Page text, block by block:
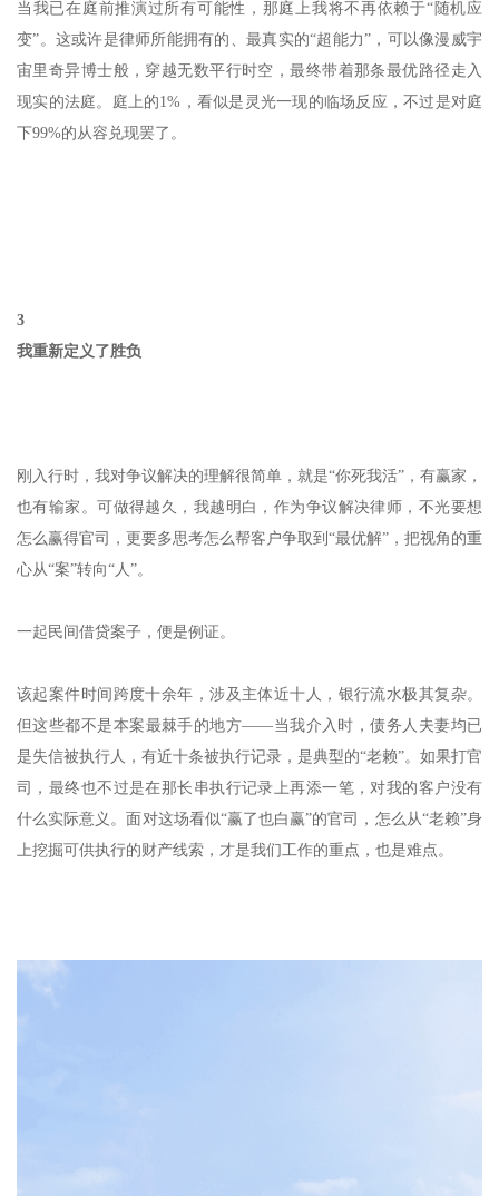
当我已在庭前推演过所有可能性，那庭上我将不再依赖于“随机应
变”。这或许是律师所能拥有的、最真实的“超能力”，可以像漫威宇
宙里奇异博士般，穿越无数平行时空，最终带着那条最优路径走入
现实的法庭。庭上的1%，看似是灵光一现的临场反应，不过是对庭
下99%的从容兑现罢了。
3
我重新定义了胜负
刚入行时，我对争议解决的理解很简单，就是“你死我活”，有赢家，
也有输家。可做得越久，我越明白，作为争议解决律师，不光要想
怎么赢得官司，更要多思考怎么帮客户争取到“最优解”，把视角的重
心从“案”转向“人”。
一起民间借贷案子，便是例证。
该起案件时间跨度十余年，涉及主体近十人，银行流水极其复杂。
但这些都不是本案最棘手的地方——当我介入时，债务人夫妻均已
是失信被执行人，有近十条被执行记录，是典型的“老赖”。如果打官
司，最终也不过是在那长串执行记录上再添一笔，对我的客户没有
什么实际意义。面对这场看似“赢了也白赢”的官司，怎么从“老赖”身
上挖掘可供执行的财产线索，才是我们工作的重点，也是难点。